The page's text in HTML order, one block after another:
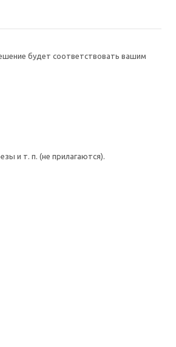
будет соответствовать вашим
и т. п. (не прилагаются).